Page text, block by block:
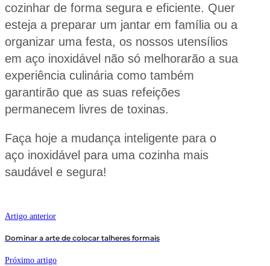
cozinhar de forma segura e eficiente. Quer
esteja a preparar um jantar em família ou a
organizar uma festa, os nossos utensílios
em aço inoxidável não só melhorarão a sua
experiência culinária como também
garantirão que as suas refeições
permanecem livres de toxinas.
Faça hoje a mudança inteligente para o
aço inoxidável para uma cozinha mais
saudável e segura!
Artigo anterior
Dominar a arte de colocar talheres formais
Próximo artigo